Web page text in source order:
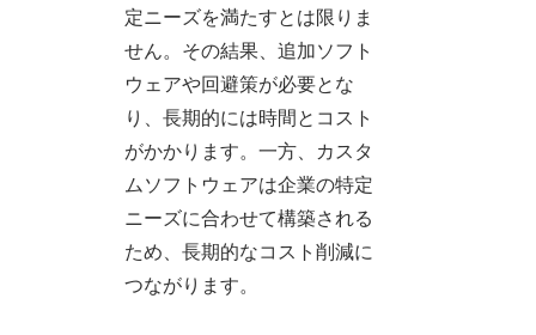
定ニーズを満たすとは限りま
せん。その結果、追加ソフト
ウェアや回避策が必要とな
り、長期的には時間とコスト
がかかります。一方、カスタ
ムソフトウェアは企業の特定
ニーズに合わせて構築される
ため、長期的なコスト削減に
つながります。